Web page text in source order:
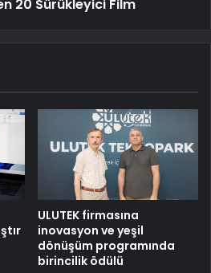
20 Sürükleyici Film
ULUTEK firmasına
inovasyon ve yeşil
dönüşüm programında
birincilik ödülü